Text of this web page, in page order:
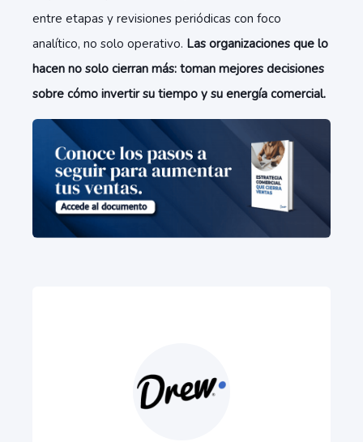
entre etapas y revisiones periódicas con foco
analítico, no solo operativo. Las organizaciones que lo
hacen no solo cierran más: toman mejores decisiones
sobre cómo invertir su tiempo y su energía comercial.